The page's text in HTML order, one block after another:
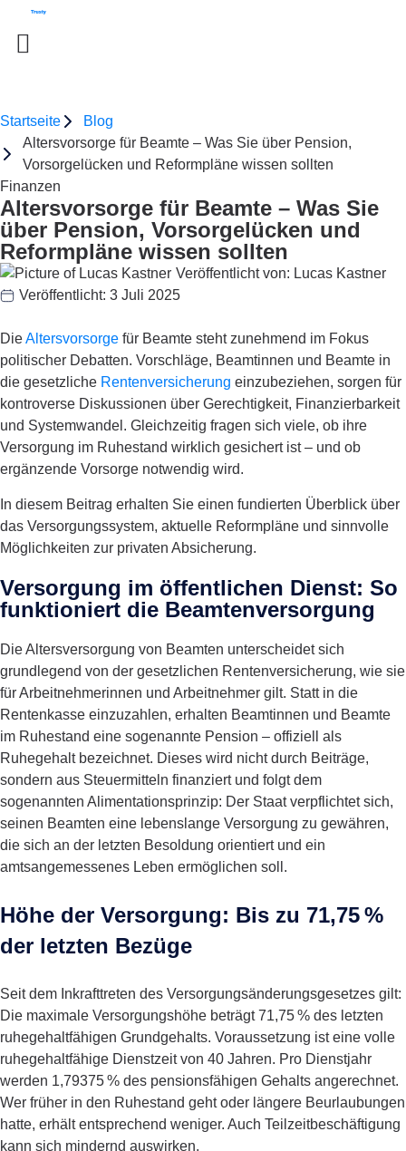
Startseite
Blog
Altersvorsorge für Beamte – Was Sie über Pension,
Vorsorgelücken und Reformpläne wissen sollten
Finanzen
Altersvorsorge für Beamte – Was Sie
über Pension, Vorsorgelücken und
Reformpläne wissen sollten
Veröffentlicht von: Lucas Kastner
Veröffentlicht: 3 Juli 2025
DieAltersvorsorge für Beamte steht zunehmend im Fokus
politischer Debatten. Vorschläge, Beamtinnen und Beamte in
die gesetzliche Rentenversicherung einzubeziehen, sorgen für
kontroverse Diskussionen über Gerechtigkeit, Finanzierbarkeit
und Systemwandel. Gleichzeitig fragen sich viele, ob ihre
Versorgung im Ruhestand wirklich gesichert ist – und ob
ergänzende Vorsorge notwendig wird.
In diesem Beitrag erhalten Sie einen fundierten Überblick über
das Versorgungssystem, aktuelle Reformpläne und sinnvolle
Möglichkeiten zur privaten Absicherung.
Versorgung im öffentlichen Dienst: So
funktioniert die Beamtenversorgung
Die Altersversorgung von Beamten unterscheidet sich
grundlegend von der gesetzlichen Rentenversicherung, wie sie
für Arbeitnehmerinnen und Arbeitnehmer gilt. Statt in die
Rentenkasse einzuzahlen, erhalten Beamtinnen und Beamte
im Ruhestand eine sogenannte Pension – offiziell als
Ruhegehalt bezeichnet. Dieses wird nicht durch Beiträge,
sondern aus Steuermitteln finanziert und folgt dem
sogenannten Alimentationsprinzip: Der Staat verpflichtet sich,
seinen Beamten eine lebenslange Versorgung zu gewähren,
die sich an der letzten Besoldung orientiert und ein
amtsangemessenes Leben ermöglichen soll.
Höhe der Versorgung: Bis zu 71,75 %
der letzten Bezüge
Seit dem Inkrafttreten des Versorgungsänderungsgesetzes gilt:
Die maximale Versorgungshöhe beträgt 71,75 % des letzten
ruhegehaltfähigen Grundgehalts. Voraussetzung ist eine volle
ruhegehaltfähige Dienstzeit von 40 Jahren. Pro Dienstjahr
werden 1,79375 % des pensionsfähigen Gehalts angerechnet.
Wer früher in den Ruhestand geht oder längere Beurlaubungen
hatte, erhält entsprechend weniger. Auch Teilzeitbeschäftigung
kann sich mindernd auswirken.